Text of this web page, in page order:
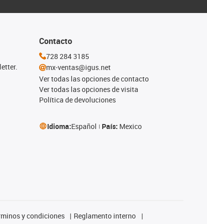
Contacto
728 284 3185
mx-ventas@igus.net
Ver todas las opciones de contacto
Ver todas las opciones de visita
Política de devoluciones
Idioma:Español País: Mexico
y condiciones Reglamento interno